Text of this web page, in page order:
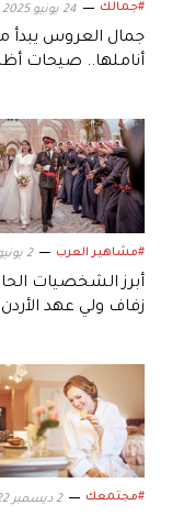
#جمالك 24 يونيو 2025
جمال العروس يبدأ
أناملها.. صيحات
#مشاهير العرب 2 يونيو 2023
أبرز الشخصيات
زفاف ولي عهد الأردن
#مجتمعك 2 ديسمبر 2022